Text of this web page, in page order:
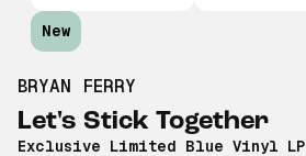
New
BRYAN FERRY
Let's Stick Together
Exclusive Limited Blue Vinyl LP